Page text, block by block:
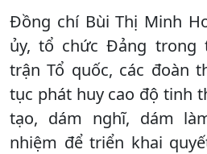
Đồng chí Bùi Thị Minh
ủy, tổ chức Đảng trong
trận Tổ quốc, các đoàn
tục phát huy cao độ tinh
tạo, dám nghĩ, dám
nhiệm để triển khai